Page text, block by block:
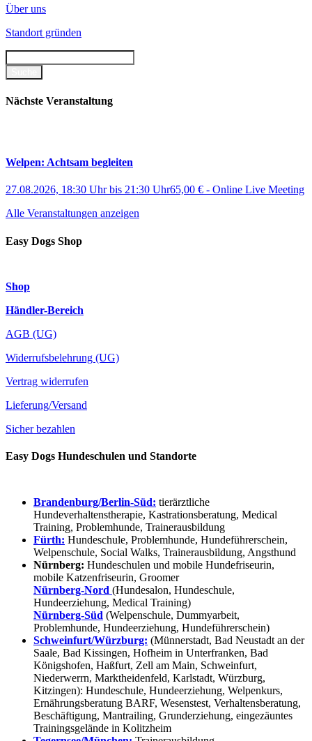
auf
der
Über uns
Standort gründen
Nächste Veranstaltung
Welpen: Achtsam begleiten
27.08.2026, 18:30 Uhrbis 21:30 Uhr65,00 € - Online Live Meeting
Alle Veranstaltungen anzeigen
Easy Dogs Shop
Shop
Händler-Bereich
AGB (UG)
Widerrufsbelehrung (UG)
Vertrag widerrufen
Lieferung/Versand
Sicher bezahlen
Easy Dogs Hundeschulen und Standorte
Brandenburg/Berlin-Süd: tierärztliche
Hundeverhaltenstherapie, Kastrationsberatung, Medical
Training, Problemhunde, Trainerausbildung
Fürth: Hundeschule, Problemhunde, Hundeführerschein,
Welpenschule, Social Walks, Trainerausbildung, Angsthund
Nürnberg: Hundeschulen und mobile Hundefriseurin,
mobile Katzenfriseurin, Groomer
Nürnberg-Nord (Hundesalon, Hundeschule,
Hundeerziehung, Medical Training)
Nürnberg-Süd (Welpenschule, Dummyarbeit,
Problemhunde, Hundeerziehung, Hundeführerschein)
Schweinfurt/Würzburg: (Münnerstadt, Bad Neustadt an der
Saale, Bad Kissingen, Hofheim in Unterfranken, Bad
Königshofen, Haßfurt, Zell am Main, Schweinfurt,
Niederwerrn, Marktheidenfeld, Karlstadt, Würzburg,
Kitzingen): Hundeschule, Hundeerziehung, Welpenkurs,
Ernährungsberatung BARF, Wesenstest, Verhaltensberatung,
Beschäftigung, Mantrailing, Grunderziehung, eingezäuntes
Trainingsgelände in Kolitzheim